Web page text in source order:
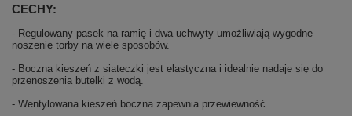
CECHY:
- Regulowany pasek na ramię i dwa uchwyty umożliwiają wygodne
noszenie torby na wiele sposobów.
- Boczna kieszeń z siateczki jest elastyczna i idealnie nadaje się do
przenoszenia butelki z wodą.
- Wentylowana kieszeń boczna zapewnia przewiewność.